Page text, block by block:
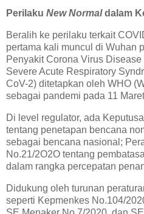
Perilaku New Normaldalam
Beralih ke perilaku terkait
pertama kali muncul di Wuhan
Penyakit Corona Virus
Severe Acute Respiratory
CoV-2) ditetapkan oleh WHO
sebagai pandemi pada 11
Di level regulator, ada
tentang penetapan bencana
sebagai bencana nasional;
No.21/2O2O tentang
dalam rangka percepatan
Didukung oleh turunan
seperti Kepmenkes No.104/